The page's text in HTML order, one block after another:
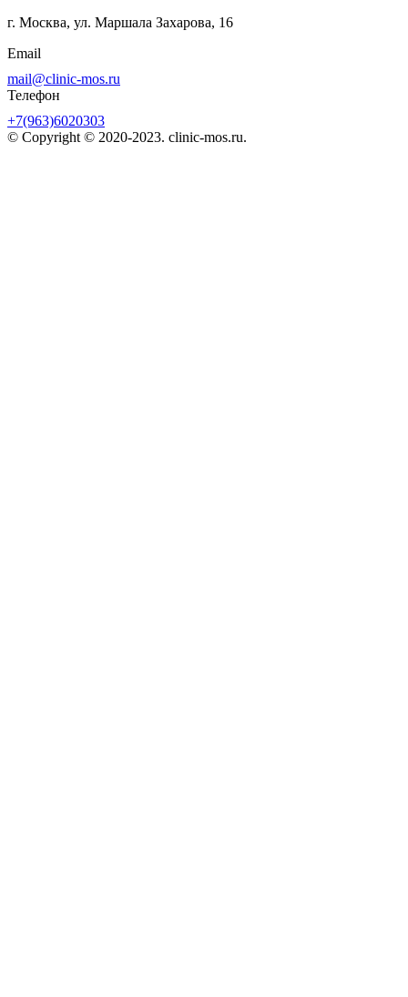
г. Москва, ул. Маршала Захарова, 16
Email
mail@clinic-mos.ru
Телефон
+7(963)6020303
© Copyright © 2020-2023. clinic-mos.ru.